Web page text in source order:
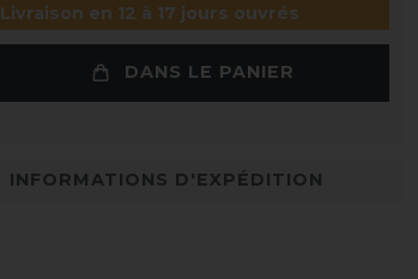
Livraison en 12 à 17 jours ouvrés
DANS LE PANIER
INFORMATIONS D'EXPÉDITION